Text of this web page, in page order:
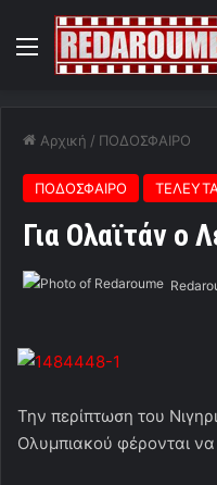
Menu
Αρχική / ΠΟΔΟΣΦΑΙΡΟ
ΠΟΔΟΣΦΑΙΡΟ
Για Ολαϊτάν ο
Την περίπτωση του
Ολυμπιακού φέρονται να